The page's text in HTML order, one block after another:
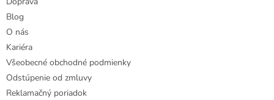
Blog
O nás
Kariéra
Všeobecné obchodné podmienky
Odstúpenie od zmluvy
Reklamačný poriadok